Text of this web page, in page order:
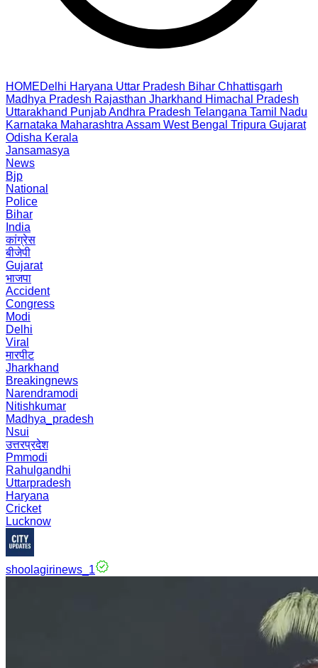
HOMEDelhi Haryana Uttar Pradesh Bihar Chhattisgarh
Madhya Pradesh Rajasthan Jharkhand Himachal Pradesh
Uttarakhand PunjabAndhra Pradesh Telangana Tamil Nadu
Karnataka Maharashtra Assam West Bengal Tripura Gujarat
Odisha Kerala
Jansamasya
News
Bjp
National
Police
Bihar
India
कांग्रेस
बीजेपी
Gujarat
भाजपा
Accident
Congress
Modi
Delhi
Viral
मारपीट
Jharkhand
Breakingnews
Narendramodi
Nitishkumar
Madhya_pradesh
Nsui
उत्तरप्रदेश
Pmmodi
Rahulgandhi
Uttarpradesh
Haryana
Cricket
Lucknow
shoolagirinews_1